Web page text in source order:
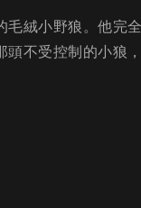
絨小野狼。他完
不受控制的小狼